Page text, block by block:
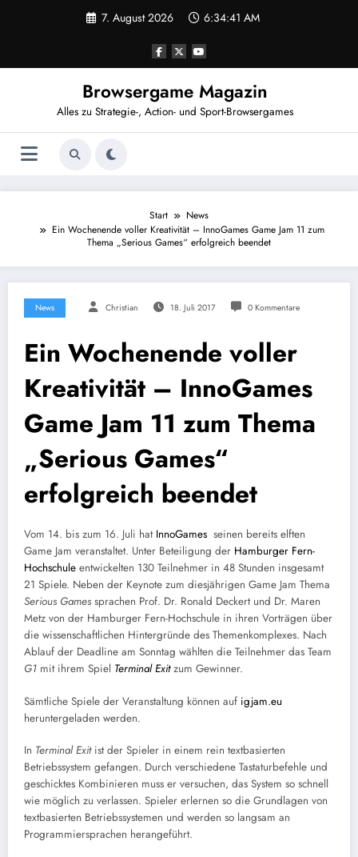
7. August 2026 6:34:41 AM
Browsergame Magazin
Alles zu Strategie-, Action- und Sport-Browsergames
Start
News
Ein Wochenende voller Kreativität – InnoGames Game Jam 11 zum
Thema „Serious Games“ erfolgreich beendet
News Christian 18. Juli 2017 0 Kommentare
Ein Wochenende voller
Kreativität – InnoGames
Game Jam 11 zum Thema
„Serious Games“
erfolgreich beendet
Vom 14. bis zum 16. Juli hat InnoGames seinen bereits elften
Game Jam veranstaltet. Unter Beteiligung der Hamburger Fern-
Hochschule entwickelten 130 Teilnehmer in 48 Stunden insgesamt
21 Spiele. Neben der Keynote zum diesjährigen Game Jam Thema
Serious Games sprachen Prof. Dr. Ronald Deckert und Dr. Maren
Metz von der Hamburger Fern-Hochschule in ihren Vorträgen über
die wissenschaftlichen Hintergründe des Themenkomplexes. Nach
Ablauf der Deadline am Sonntag wählten die Teilnehmer das Team
G1 mit ihrem Spiel Terminal Exitzum Gewinner.
Sämtliche Spiele der Veranstaltung können auf igjam.eu
heruntergeladen werden.
In Terminal Exit ist der Spieler in einem rein textbasierten
Betriebssystem gefangen. Durch verschiedene Tastaturbefehle und
geschicktes Kombinieren muss er versuchen, das System so schnell
wie möglich zu verlassen. Spieler erlernen so die Grundlagen von
textbasierten Betriebssystemen und werden so langsam an
Programmiersprachen herangeführt.